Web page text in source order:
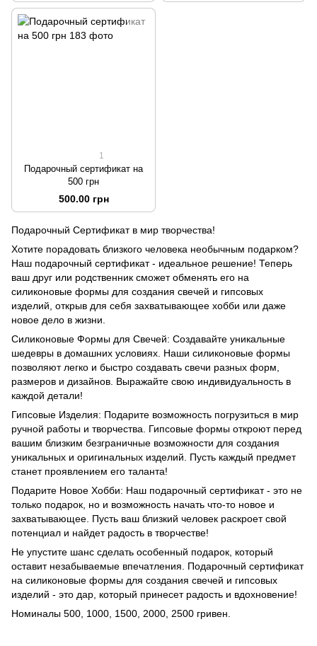
1
Подарочный сертификат на
500 грн
500.00 грн
Подарочный Сертификат в мир творчества!
Хотите порадовать близкого человека необычным подарком?
Наш подарочный сертификат - идеальное решение! Теперь
ваш друг или родственник сможет обменять его на
силиконовые формы для создания свечей и гипсовых
изделий, открыв для себя захватывающее хобби или даже
новое дело в жизни.
Силиконовые Формы для Свечей: Создавайте уникальные
шедевры в домашних условиях. Наши силиконовые формы
позволяют легко и быстро создавать свечи разных форм,
размеров и дизайнов. Выражайте свою индивидуальность в
каждой детали!
Гипсовые Изделия: Подарите возможность погрузиться в мир
ручной работы и творчества. Гипсовые формы откроют перед
вашим близким безграничные возможности для создания
уникальных и оригинальных изделий. Пусть каждый предмет
станет проявлением его таланта!
Подарите Новое Хобби: Наш подарочный сертификат - это не
только подарок, но и возможность начать что-то новое и
захватывающее. Пусть ваш близкий человек раскроет свой
потенциал и найдет радость в творчестве!
Не упустите шанс сделать особенный подарок, который
оставит незабываемые впечатления. Подарочный сертификат
на силиконовые формы для создания свечей и гипсовых
изделий - это дар, который принесет радость и вдохновение!
Номиналы 500, 1000, 1500, 2000, 2500 гривен.